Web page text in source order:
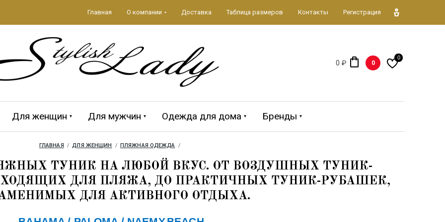
Главная О компании Доставка Таблица размеров Контакты Регистрация
0 ₽ 0
0
Для женщин
АКСЕССУАРЫ
Для мужчин Одежда для дома Бренды
ГЛАВНАЯ
  /
ДЛЯ ЖЕНЩИН
  /
ПЛЯЖНАЯ ОДЕЖДА
  /
ТУНИК НА ЛЮБОЙ ВКУС. ОТ ВОЗДУШНЫХ ТУНИК-
ДЛЯ ПЛЯЖА, ДО ПРАКТИЧНЫХ ТУНИК-РУБАШЕК,
ДЛЯ АКТИВНОГО ОТДЫХА.